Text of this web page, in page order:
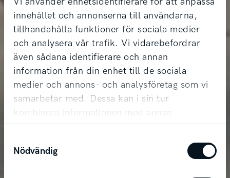
innehållet och annonserna till användarna,
tillhandahålla funktioner för sociala medier
och analysera vår trafik. Vi vidarebefordrar
även sådana identifierare och annan
information från din enhet till de sociala
medier och annons- och analysföretag som vi
samarbetar med. Dessa kan i sin tur
kombinera informationen med annan
information som du har tillhandahållit eller
som de har samlat in när du har använt deras
tjänster.
Nödvändig
Kia EV5